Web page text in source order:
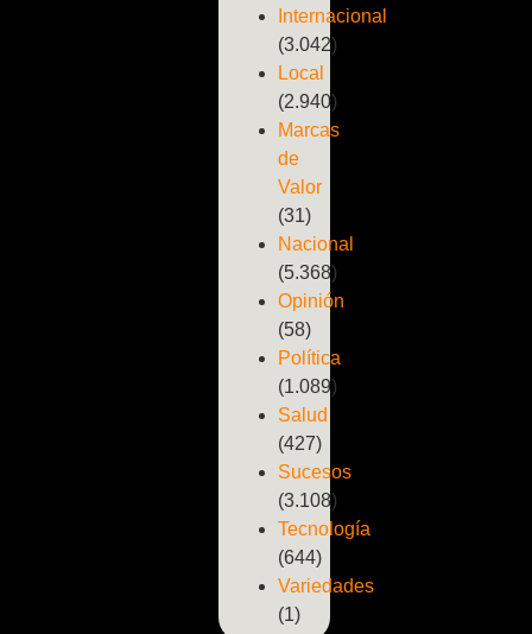
Internacional
(3.042)
Local
(2.940)
Marcas
de
Valor
(31)
Nacional
(5.368)
Opinión
(58)
Política
(1.089)
Salud
(427)
Sucesos
(3.108)
Tecnología
(644)
Variedades
(1)